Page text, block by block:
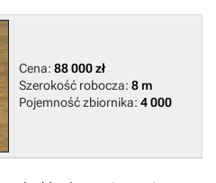
Cena: 88 000 zł
Szerokość robocza: 8 m
Pojemność zbiornika: 4 000